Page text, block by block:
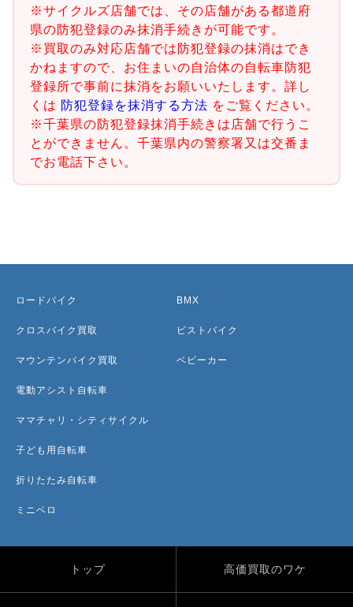
※サイクルズ店舗では、その店舗がある都道府
県の防犯登録のみ抹消手続きが可能です。
※買取のみ対応店舗では防犯登録の抹消はでき
かねますので、お住まいの自治体の自転車防犯
登録所で事前に抹消をお願いいたします。詳し
くは 防犯登録を抹消する方法 をご覧ください。
※千葉県の防犯登録抹消手続きは店舗で行うこ
とができません。千葉県内の警察署又は交番ま
でお電話下さい。
ロードバイク
クロスバイク買取
マウンテンバイク買取
電動アシスト自転車
ママチャリ・シティサイクル
子ども用自転車
折りたたみ自転車
ミニベロ
BMX
ピストバイク
ベビーカー
トップ 高価買取のワケ